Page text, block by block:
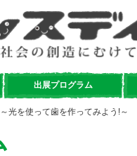
出展プログラム
光を使って歯を作ってみよう!～